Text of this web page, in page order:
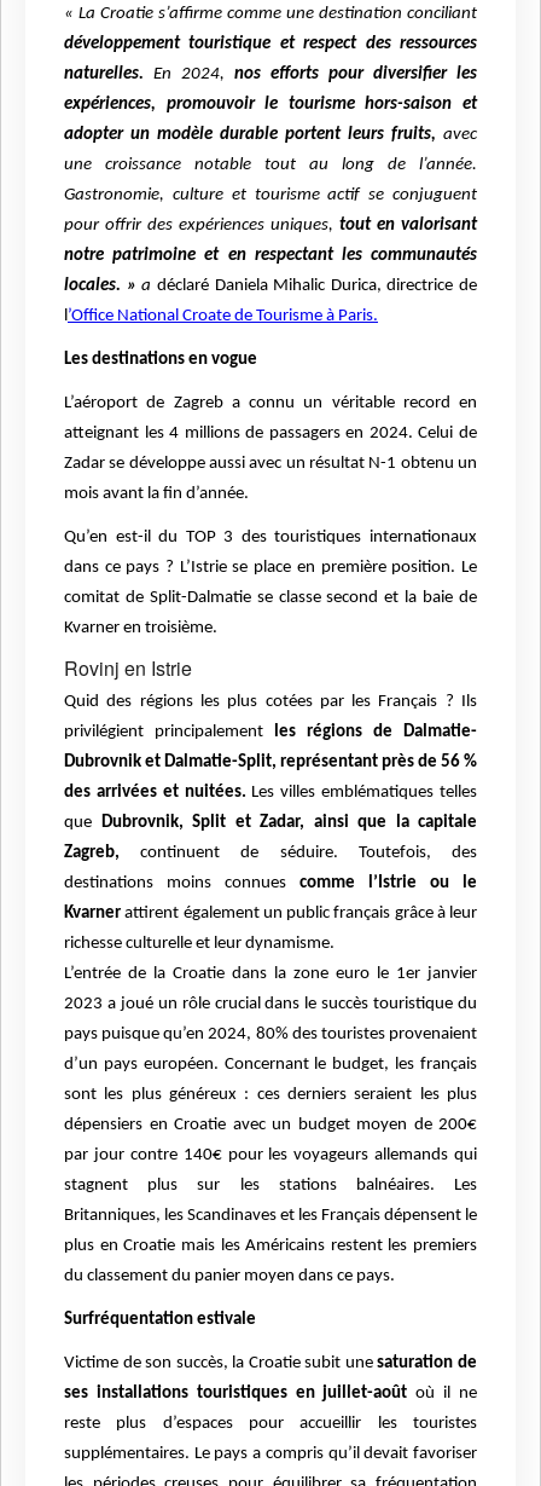
« La Croatie s’affirme comme une destination conciliant
développement touristique et respect des ressources
naturelles. En 2024, nos efforts pour diversifier les
expériences, promouvoir le tourisme hors-saison et
adopter un modèle durable portent leurs fruits, avec
une croissance notable tout au long de l’année.
Gastronomie, culture et tourisme actif se conjuguent
pour offrir des expériences uniques, tout en valorisant
notre patrimoine et en respectant les communautés
locales. » a déclaré Daniela Mihalic Durica, directrice de
l’Office National Croate de Tourisme à Paris.
Les destinations en vogue
L’aéroport de Zagreb a connu un véritable record en
atteignant les 4 millions de passagers en 2024. Celui de
Zadar se développe aussi avec un résultat N-1 obtenu un
mois avant la fin d’année.
Qu’en est-il du TOP 3 des touristiques internationaux
dans ce pays ? L’Istrie se place en première position. Le
comitat de Split-Dalmatie se classe second et la baie de
Kvarner en troisième.
Rovinj en Istrie
Quid des régions les plus cotées par les Français ? Ils
privilégient principalement les régions de Dalmatie-
Dubrovnik et Dalmatie-Split, représentant près de 56 %
des arrivées et nuitées. Les villes emblématiques telles
que Dubrovnik, Split et Zadar, ainsi que la capitale
Zagreb, continuent de séduire. Toutefois, des
destinations moins connues comme l’Istrie ou le
Kvarner attirent également un public français grâce à leur
richesse culturelle et leur dynamisme.
L’entrée de la Croatie dans la zone euro le 1er janvier
2023 a joué un rôle crucial dans le succès touristique du
pays puisque qu’en 2024, 80% des touristes provenaient
d’un pays européen. Concernant le budget, les français
sont les plus généreux : ces derniers seraient les plus
dépensiers en Croatie avec un budget moyen de 200€
par jour contre 140€ pour les voyageurs allemands qui
stagnent plus sur les stations balnéaires. Les
Britanniques, les Scandinaves et les Français dépensent le
plus en Croatie mais les Américains restent les premiers
du classement du panier moyen dans ce pays.
Surfréquentation estivale
Victime de son succès, la Croatie subit unesaturation de
ses installations touristiques en juillet-août où il ne
reste plus d’espaces pour accueillir les touristes
supplémentaires. Le pays a compris qu’il devait favoriser